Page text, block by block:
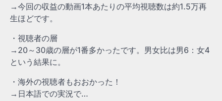
→今回の収益の動画1本あたりの平均視聴数は約1.5万再
生ほどです。
・視聴者の層
→20～30歳の層が1番多かったです。男女比は男6：女4
という結果に。
・海外の視聴者もおおかった！
→日本語での実況で…